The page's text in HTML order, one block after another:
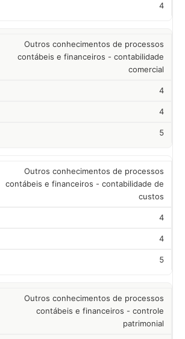
4
Outros conhecimentos de processos
contábeis e financeiros - contabilidade
comercial
4
4
5
Outros conhecimentos de processos
contábeis e financeiros - contabilidade de
custos
4
4
5
Outros conhecimentos de processos
contábeis e financeiros - controle
patrimonial